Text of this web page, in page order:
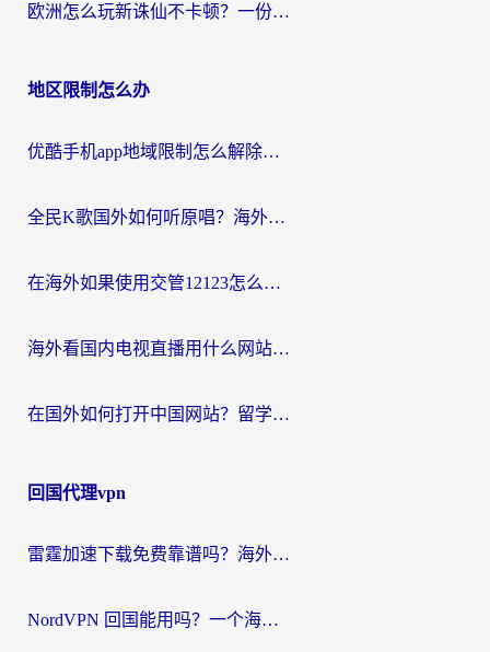
欧洲怎么玩新诛仙不卡顿？一份给海外游子的国服游戏畅玩指南
地区限制怎么办
优酷手机app地域限制怎么解除？海外党亲测有效的追剧方案
全民K歌国外如何听原唱？海外党亲测有效的回国加速器选择指南
在海外如果使用交管12123怎么处理？留学生亲测有效的回国加速方案
海外看国内电视直播用什么网站比较好？一篇解决你所有追剧难题的实用指南
在国外如何打开中国网站？留学生与海外华人的无缝访问指南
回国代理vpn
雷霆加速下载免费靠谱吗？海外党选回国加速器的避坑指南（附热门工具对比）
NordVPN 回国能用吗？一个海外用户必须面对的真实困境